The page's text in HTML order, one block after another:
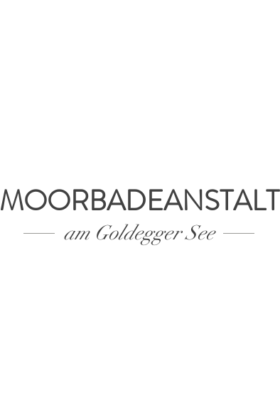
MOORBADEANSTALT
am Goldegger See